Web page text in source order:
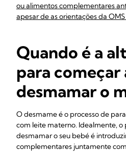
ou alimentos complementares
apesar de as orientações da
Quando é a
para começar
desmamar o
O desmame é o processo de
com leite materno. Idealmente, o
desmamar o seu bebé é
complementares juntamente